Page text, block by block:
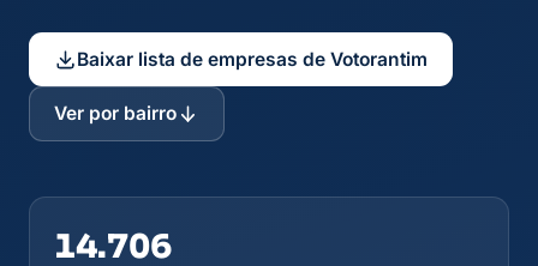
Baixar lista de empresas de Votorantim
Ver por bairro
14.706